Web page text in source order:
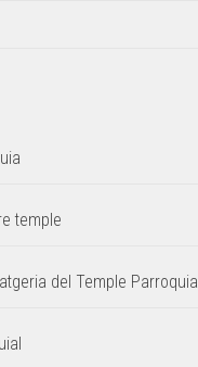
temple
del Temple Parroquial